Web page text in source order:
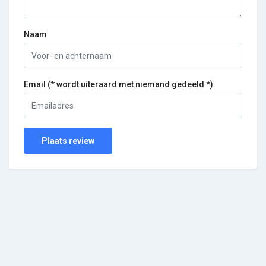
Naam
Email (* wordt uiteraard met niemand gedeeld *)
Plaats review